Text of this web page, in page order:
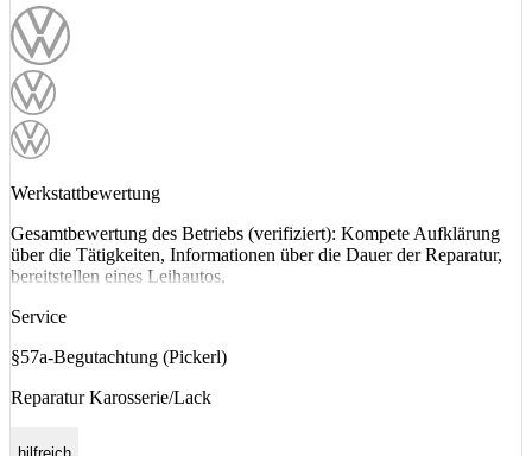
Werkstattbewertung
Gesamtbewertung des Betriebs (verifiziert): Kompete Aufklärung
über die Tätigkeiten, Informationen über die Dauer der Reparatur,
bereitstellen eines Leihautos,
Service
§57a-Begutachtung (Pickerl)
Reparatur Karosserie/Lack